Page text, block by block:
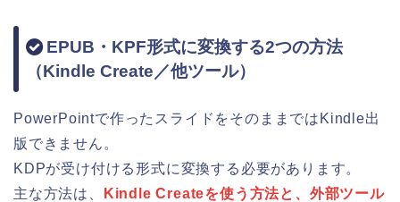
EPUB・KPF形式に変換する2つの方法
（Kindle Create／他ツール）
PowerPointで作ったスライドをそのままではKindle出
版できません。
KDPが受け付ける形式に変換する必要があります。
主な方法は、
Kindle Createを使う方法と、外部ツール